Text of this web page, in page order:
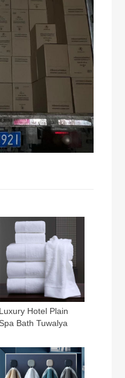
Luxury Hotel Plain
Spa Bath Tuwalya